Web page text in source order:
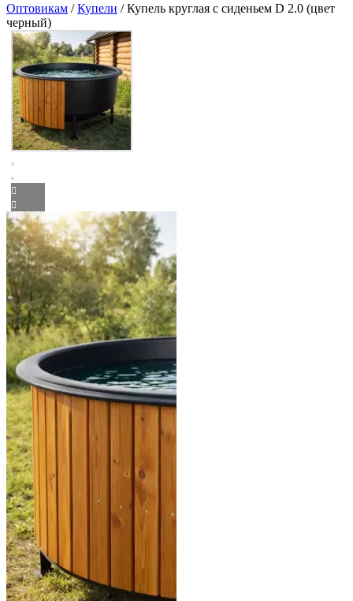
Оптовикам /Купели / Купель круглая с сиденьем D 2.0 (цвет
черный)